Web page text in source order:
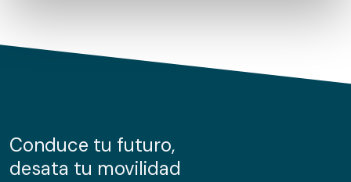
de cookies.
información sobre el uso que haga del sitio web con
nuestros partners de redes sociales, publicidad y análisis
Conduce tu futuro,
desata tu movilidad